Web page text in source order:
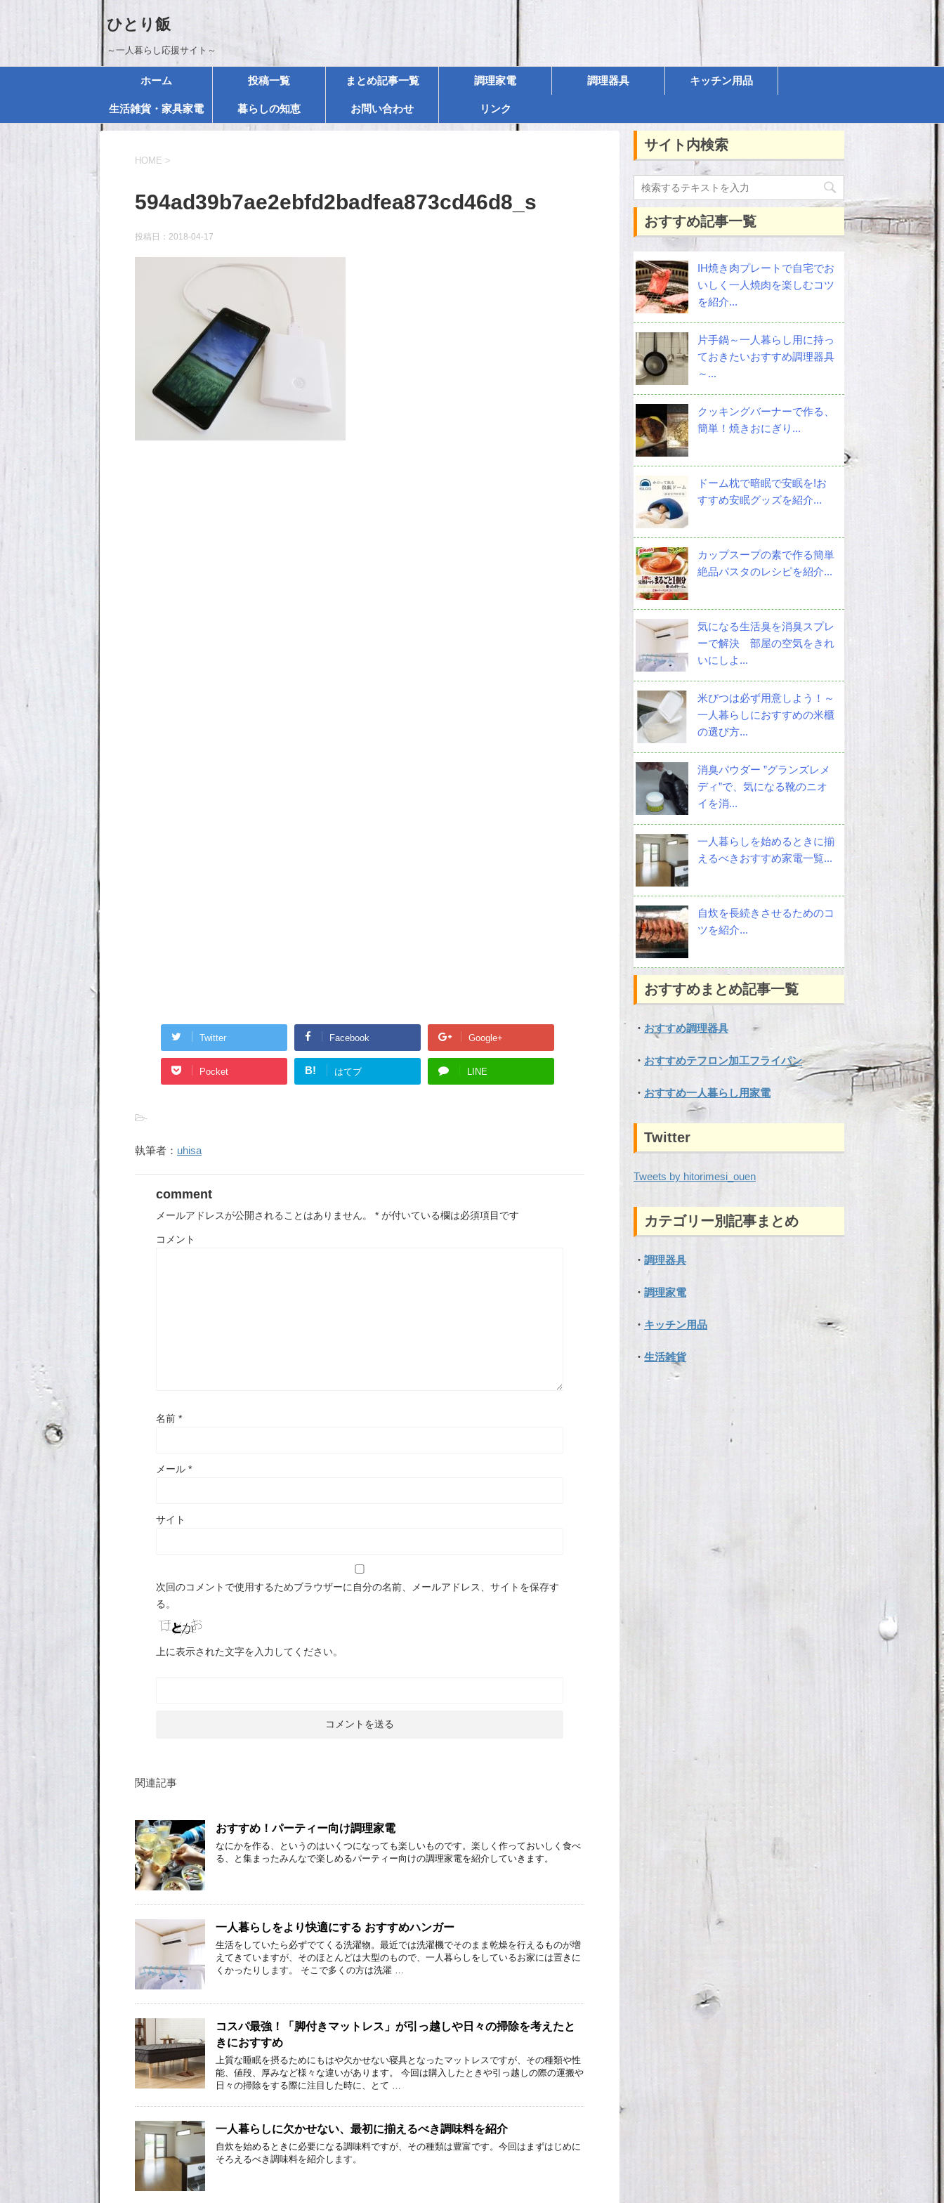
ひとり飯
～一人暮らし応援サイト～
ホーム 投稿一覧 まとめ記事一覧 調理家電 調理器具 キッチン用品
生活雑貨・家具家電 暮らしの知恵 お問い合わせ リンク
HOME >
594ad39b7ae2ebfd2badfea873cd46d8_s
投稿日： 2018-04-17
Twitter Facebook Google+
Pocket B! はてブ LINE
-
執筆者： uhisa
comment
メールアドレスが公開されることはありません。 * が付いている欄は必須項目です
コメント
名前 *
メール *
サイト
次回のコメントで使用するためブラウザーに自分の名前、メールアドレス、サイトを保存す
る。
上に表示された文字を入力してください。
関連記事
おすすめ！パーティー向け調理家電
なにかを作る、というのはいくつになっても楽しいものです。楽しく作っておいしく食べ
る、と集まったみんなで楽しめるパーティー向けの調理家電を紹介していきます。
一人暮らしをより快適にする おすすめハンガー
生活をしていたら必ずでてくる洗濯物。最近では洗濯機でそのまま乾燥を行えるものが増
えてきていますが、そのほとんどは大型のもので、一人暮らしをしているお家には置きに
くかったりします。 そこで多くの方は洗濯 …
コスパ最強！「脚付きマットレス」が引っ越しや日々の掃除を考えたと
きにおすすめ
上質な睡眠を摂るためにもはや欠かせない寝具となったマットレスですが、その種類や性
能、値段、厚みなど様々な違いがあります。 今回は購入したときや引っ越しの際の運搬や
日々の掃除をする際に注目した時に、とて …
一人暮らしに欠かせない、最初に揃えるべき調味料を紹介
自炊を始めるときに必要になる調味料ですが、その種類は豊富です。今回はまずはじめに
そろえるべき調味料を紹介します。
サイト内検索
おすすめ記事一覧
IH焼き肉プレートで自宅でお
いしく一人焼肉を楽しむコツ
を紹介...
片手鍋～一人暮らし用に持っ
ておきたいおすすめ調理器具
～...
クッキングバーナーで作る、
簡単！焼きおにぎり...
ドーム枕で暗眠で安眠を!お
すすめ安眠グッズを紹介...
カップスープの素で作る簡単
絶品パスタのレシピを紹介...
気になる生活臭を消臭スプレ
ーで解決 部屋の空気をきれ
いにしよ...
米びつは必ず用意しよう！～
一人暮らしにおすすめの米櫃
の選び方...
消臭パウダー ”グランズレメ
ディ”で、気になる靴のニオ
イを消...
一人暮らしを始めるときに揃
えるべきおすすめ家電一覧...
自炊を長続きさせるためのコ
ツを紹介...
おすすめまとめ記事一覧
・ おすすめ調理器具
・ おすすめテフロン加工フライパン
・ おすすめ一人暮らし用家電
Twitter
Tweets by hitorimesi_ouen
カテゴリー別記事まとめ
・ 調理器具
・ 調理家電
・ キッチン用品
・ 生活雑貨